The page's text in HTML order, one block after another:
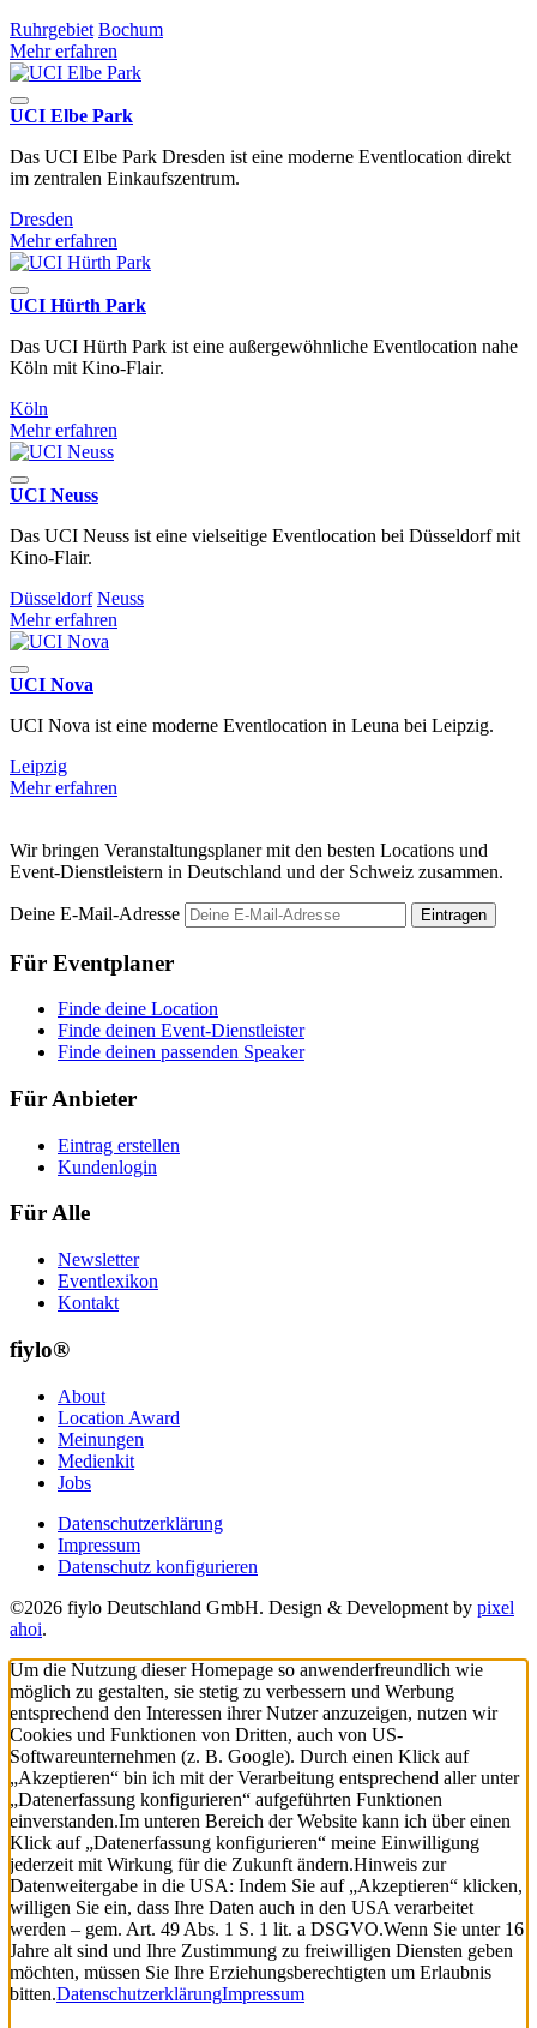
Ruhrgebiet Bochum
Mehr erfahren
UCI Elbe Park
Das UCI Elbe Park Dresden ist eine moderne Eventlocation direkt
im zentralen Einkaufszentrum.
Dresden
Mehr erfahren
UCI Hürth Park
Das UCI Hürth Park ist eine außergewöhnliche Eventlocation nahe
Köln mit Kino-Flair.
Köln
Mehr erfahren
UCI Neuss
Das UCI Neuss ist eine vielseitige Eventlocation bei Düsseldorf mit
Kino-Flair.
Düsseldorf Neuss
Mehr erfahren
UCI Nova
UCI Nova ist eine moderne Eventlocation in Leuna bei Leipzig.
Leipzig
Mehr erfahren
Wir bringen Veranstaltungsplaner mit den besten Locations und
Event-Dienstleistern in Deutschland und der Schweiz zusammen.
Deine E-Mail-Adresse Eintragen
Für Eventplaner
Finde deine Location
Finde deinen Event-Dienstleister
Finde deinen passenden Speaker
Für Anbieter
Eintrag erstellen
Kundenlogin
Für Alle
Newsletter
Eventlexikon
Kontakt
fiylo®
About
Location Award
Meinungen
Medienkit
Jobs
Datenschutzerklärung
Impressum
Datenschutz konfigurieren
©2026 fiylo Deutschland GmbH. Design & Development by pixel
ahoi.
Um die Nutzung dieser Homepage so anwenderfreundlich wie
möglich zu gestalten, sie stetig zu verbessern und Werbung
entsprechend den Interessen ihrer Nutzer anzuzeigen, nutzen wir
Cookies und Funktionen von Dritten, auch von US-
Softwareunternehmen (z. B. Google). Durch einen Klick auf
„Akzeptieren“ bin ich mit der Verarbeitung entsprechend aller unter
„Datenerfassung konfigurieren“ aufgeführten Funktionen
einverstanden.Im unteren Bereich der Website kann ich über einen
Klick auf „Datenerfassung konfigurieren“ meine Einwilligung
jederzeit mit Wirkung für die Zukunft ändern.Hinweis zur
Datenweitergabe in die USA: Indem Sie auf „Akzeptieren“ klicken,
willigen Sie ein, dass Ihre Daten auch in den USA verarbeitet
werden – gem. Art. 49 Abs. 1 S. 1 lit. a DSGVO.Wenn Sie unter 16
Jahre alt sind und Ihre Zustimmung zu freiwilligen Diensten geben
möchten, müssen Sie Ihre Erziehungsberechtigten um Erlaubnis
bitten.DatenschutzerklärungImpressum